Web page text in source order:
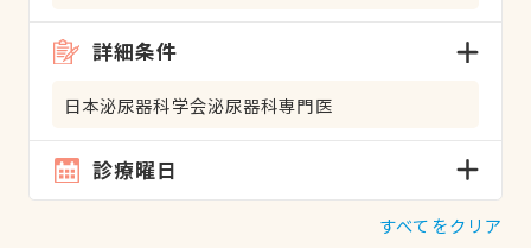
詳細条件
日本泌尿器科学会泌尿器科専門医
診療曜日
すべてをクリア